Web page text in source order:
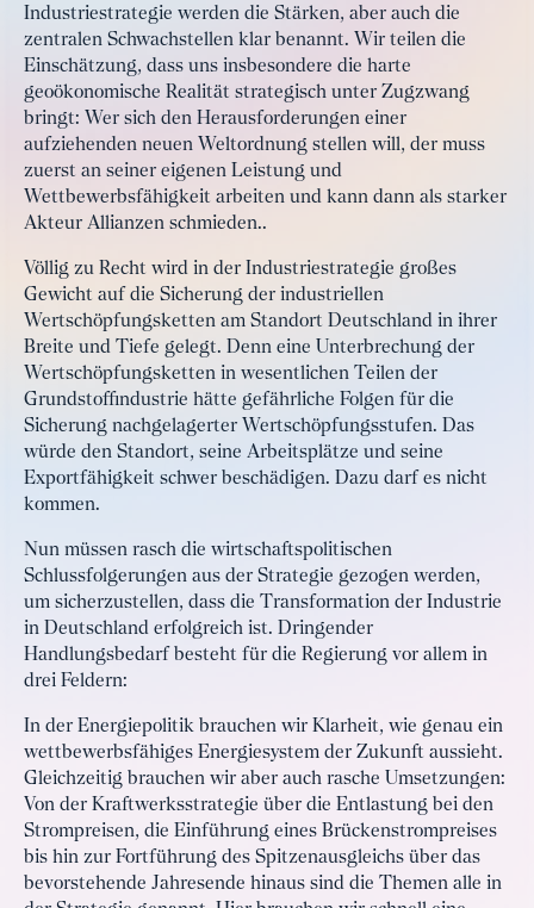
Industriestrategie werden die Stärken, aber auch die
zentralen Schwachstellen klar benannt. Wir teilen die
Einschätzung, dass uns insbesondere die harte
geoökonomische Realität strategisch unter Zugzwang
bringt: Wer sich den Herausforderungen einer
aufziehenden neuen Weltordnung stellen will, der muss
zuerst an seiner eigenen Leistung und
Wettbewerbsfähigkeit arbeiten und kann dann als starker
Akteur Allianzen schmieden..
Völlig zu Recht wird in der Industriestrategie großes
Gewicht auf die Sicherung der industriellen
Wertschöpfungsketten am Standort Deutschland in ihrer
Breite und Tiefe gelegt. Denn eine Unterbrechung der
Wertschöpfungsketten in wesentlichen Teilen der
Grundstoffindustrie hätte gefährliche Folgen für die
Sicherung nachgelagerter Wertschöpfungsstufen. Das
würde den Standort, seine Arbeitsplätze und seine
Exportfähigkeit schwer beschädigen. Dazu darf es nicht
kommen.
Nun müssen rasch die wirtschaftspolitischen
Schlussfolgerungen aus der Strategie gezogen werden,
um sicherzustellen, dass die Transformation der Industrie
in Deutschland erfolgreich ist. Dringender
Handlungsbedarf besteht für die Regierung vor allem in
drei Feldern:
In der Energiepolitik brauchen wir Klarheit, wie genau ein
wettbewerbsfähiges Energiesystem der Zukunft aussieht.
Gleichzeitig brauchen wir aber auch rasche Umsetzungen:
Von der Kraftwerksstrategie über die Entlastung bei den
Strompreisen, die Einführung eines Brückenstrompreises
bis hin zur Fortführung des Spitzenausgleichs über das
bevorstehende Jahresende hinaus sind die Themen alle in